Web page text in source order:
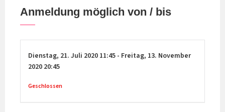
Anmeldung möglich von / bis
Dienstag, 21. Juli 2020 11:45 - Freitag, 13. November
2020 20:45
Geschlossen